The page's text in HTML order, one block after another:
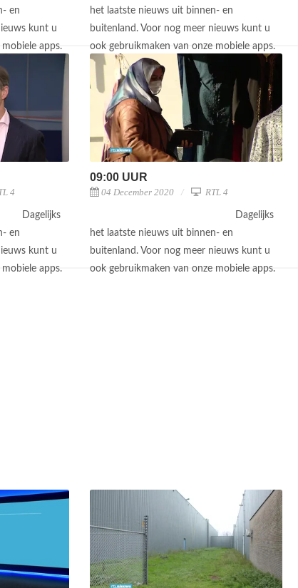
en
kunt u
apps.
het laatste nieuws uit binnen- en
buitenland. Voor nog meer nieuws kunt u
ook gebruikmaken van onze mobiele apps.
4
Dagelijks
en
kunt u
apps.
09:00 UUR
04 December 2020 RTL 4
Dagelijks
het laatste nieuws uit binnen- en
buitenland. Voor nog meer nieuws kunt u
ook gebruikmaken van onze mobiele apps.